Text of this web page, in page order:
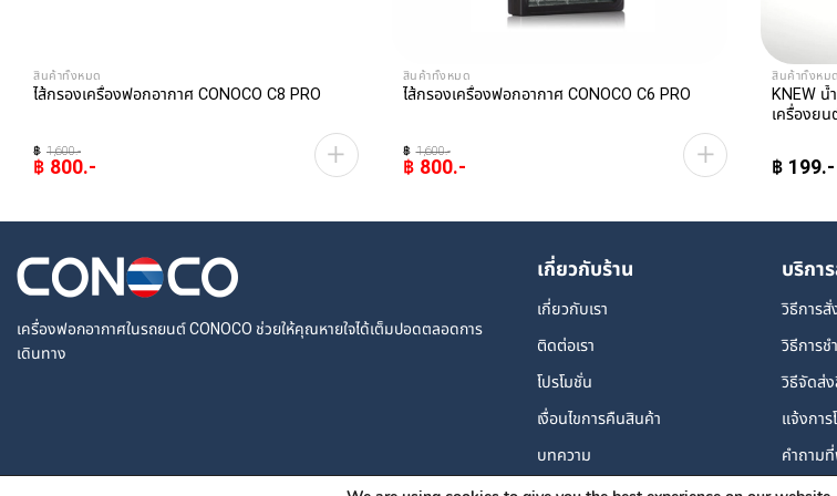
สินค้าทั้งหมด
ไส้กรองเครื่องฟอกอากาศ CONOCO C8 PRO
฿ 1,600
฿ 800
สินค้าทั้งหมด
ไส้กรองเครื่องฟอกอากาศ CONOCO C6 PRO
฿ 1,600
฿ 800
สินค้าทั้งหมด
KNEW
เครื่องย
฿ 199
เครื่องฟอกอากาศในรถยนต์ CONOCO ช่วยให้คุณหายใจได้เต็มปอดตลอดการ
เดินทาง
เกี่ยวกับร้าน
เกี่ยวกับเรา
ติดต่อเรา
โปรโมชั่น
เงื่อนไขการคืนสินค้า
บทความ
บริกา
วิธีการสั่
วิธีการช
วิธีจัดส่
แจ้งการ
คำถาม